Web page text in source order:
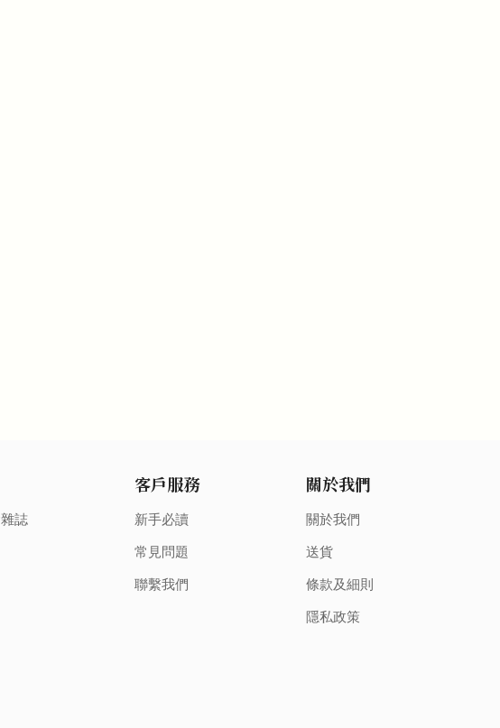
誌
客戶服務
新手必讀
常見問題
聯繫我們
關於我們
關於我們
送貨
條款及細則
隱私政策